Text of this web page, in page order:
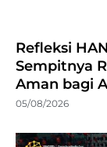
Refleksi
Sempitnya
Aman bagi
05/08/2026